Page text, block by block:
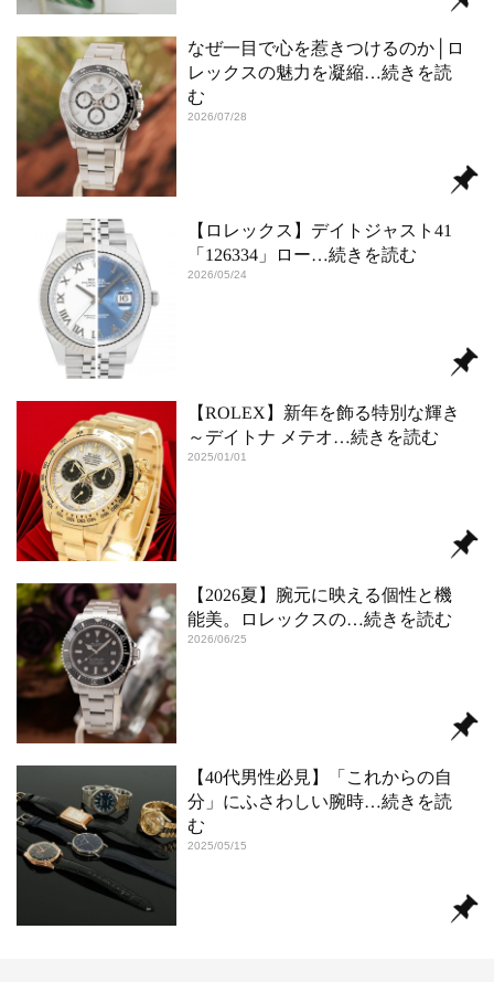
なぜ一目で心を惹きつけるのか│ロ
レックスの魅力を凝縮…続きを読
む
2026/07/28
【ロレックス】デイトジャスト41
「126334」ロー…続きを読む
2026/05/24
【ROLEX】新年を飾る特別な輝き
～デイトナ メテオ…続きを読む
2025/01/01
【2026夏】腕元に映える個性と機
能美。ロレックスの…続きを読む
2026/06/25
【40代男性必見】「これからの自
分」にふさわしい腕時…続きを読
む
2025/05/15